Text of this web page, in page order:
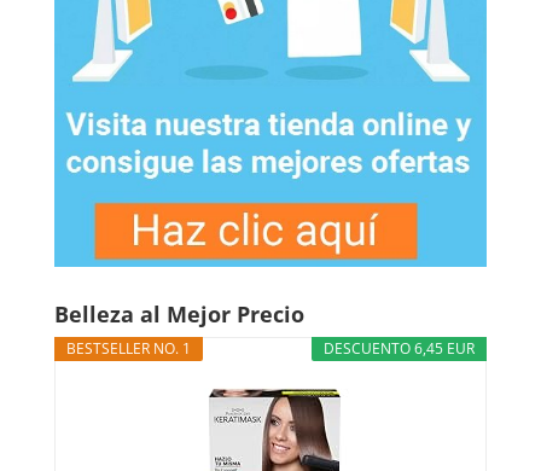
Belleza al Mejor Precio
DESCUENTO 6,45 EUR
BESTSELLER NO. 1